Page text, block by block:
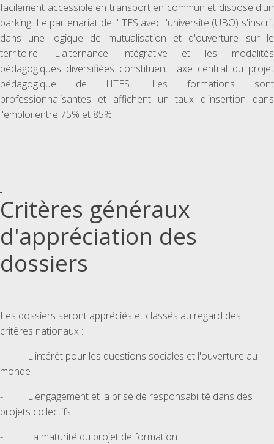
facilement accessible en transport en commun et dispose d'un
parking. Le partenariat de l'ITES avec l'universite (UBO) s'inscrit
dans une logique de mutualisation et d'ouverture sur le
territoire. L'alternance intégrative et les modalités
pédagogiques diversifiées constituent l'axe central du projet
pédagogique de l'ITES. Les formations sont
professionnalisantes et affichent un taux d'insertion dans
l'emploi entre 75% et 85%.
Critères généraux
d'appréciation des
dossiers
Les dossiers seront appréciés et classés au regard des
critères nationaux :
- L'intérêt pour les questions sociales et l'ouverture au
monde
- L'engagement et la prise de responsabilité dans des
projets collectifs
- La maturité du projet de formation